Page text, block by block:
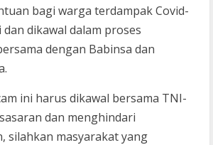
bagi warga terdampak Covid-
dan dikawal dalam proses
dengan Babinsa dan
ini harus dikawal bersama TNI-
dan menghindari
silahkan masyarakat yang